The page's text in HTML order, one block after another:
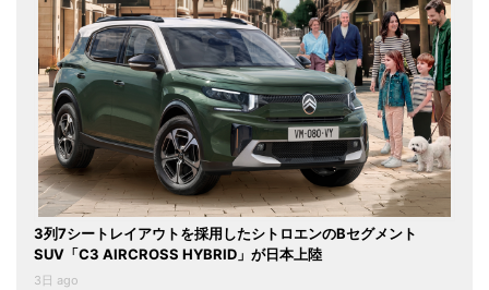
3列7シートレイアウトを採用したシトロエンのBセグメント
SUV「C3 AIRCROSS HYBRID」が日本上陸
3日 ago